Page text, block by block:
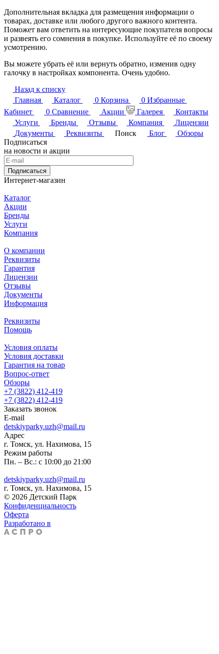
Дополнительная вкладка для размещения информации о
товарах, доставке или любого другого важного контента.
Поможет вам ответить на интересующие покупателя вопросы
и развеять его сомнения в покупке. Используйте её по своему
усмотрению.
Вы можете убрать её или вернуть обратно, изменив одну
галочку в настройках компонента. Очень удобно.
Назад к списку
Главная
Каталог 0 Корзина 0 Избранные
Кабинет
0 Сравнение Акции Галерея
Контакты
Услуги
Бренды Отзывы Компания
Лицензии
Документы
Реквизиты Поиск Блог
Обзоры
Подписаться
на новости и акции
Подписаться
Интернет-магазин
Каталог
Акции
Бренды
Услуги
Компания
О компании
Реквизиты
Гарантия
Лицензии
Отзывы
Документы
Информация
Реквизиты
Помощь
Условия оплаты
Условия доставки
Гарантия на товар
Вопрос-ответ
Обзоры
+7 (3822) 412-419
+7 (3822) 412-419
Заказать звонок
E-mail
detskiyparky.uzh@mail.ru
Адрес
г. Томск, ул. Нахимова, 15
Режим работы
Пн. – Вс.: с 10:00 до 21:00
detskiyparky.uzh@mail.ru
г. Томск, ул. Нахимова, 15
© 2026 Детский Парк
Конфиденциальность
Оферта
Разработано в